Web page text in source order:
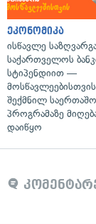
ეკონომიკა
ისწავლე
საქართველოს
სტიპენდიით —
მოსწავლეებისთვის
შექმნილ
პროგრამაზე
დაიწყო